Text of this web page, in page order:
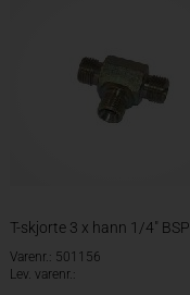
T-skjorte 3 x hann 1/4" BSP
Varenr.: 501156
Lev. varenr.: